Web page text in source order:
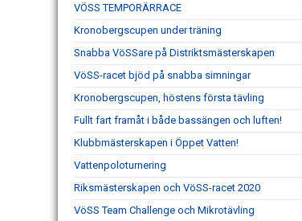
VÖSS TEMPORÄRRACE
Kronobergscupen under träning
Snabba VöSSare på Distriktsmästerskapen
VöSS-racet bjöd på snabba simningar
Kronobergscupen, höstens första tävling
Fullt fart framåt i både bassängen och luften!
Klubbmästerskapen i Öppet Vatten!
Vattenpoloturnering
Riksmästerskapen och VöSS-racet 2020
VöSS Team Challenge och Mikrotävling